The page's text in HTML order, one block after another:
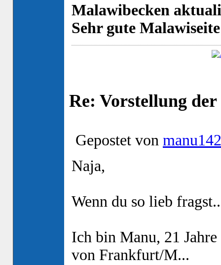
Malawibecken
Sehr gute
Re: Vorstellung
Gepostet von
Naja,
Wenn du so lieb
Ich bin Manu, 21
von Frankfurt/M...